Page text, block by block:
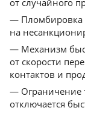
— Пломбировка
на
— Механизм
от скорости
контактов и
— Ограничение
отключается